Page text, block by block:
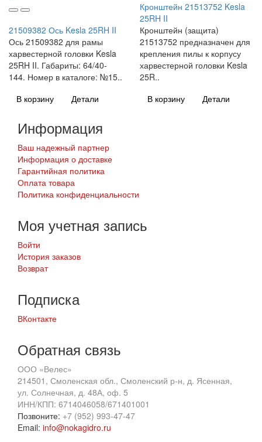
21509382 Ось Kesla 25RH II
Ось 21509382 для рамы
харвестерной головки Kesla
25RH II. Габариты: 64/40-
144. Номер в каталоге: №15..
В корзину
Детали
Кронштейн 21513752 Kesla
25RH II
Кронштейн (защита)
21513752 предназначен для
крепления пилы к корпусу
харвестерной головки Kesla
25R..
В корзину
Детали
Информация
Ваш надежный партнер
Информация о доставке
Гарантийная политика
Оплата товара
Политика конфиденциальности
Моя учетная запись
Войти
История заказов
Возврат
Подписка
ВКонтакте
Обратная связь
ООО «Велес»
214501, Смоленская обл., Смоленский р-н, д. Ясенная,
ул. Солнечная, д. 48А, оф. 5
ИНН/КПП: 6714046058/671401001
Позвоните: +7 (952) 993-47-47
Email: info@nokagidro.ru